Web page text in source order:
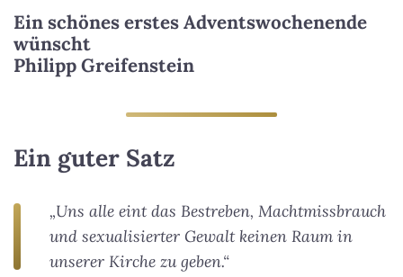
Ein schönes erstes Adventswochenende
wünscht
Philipp Greifenstein
Ein guter Satz
„Uns alle eint das Bestreben, Machtmissbrauch
und sexualisierter Gewalt keinen Raum in
unserer Kirche zu geben.“